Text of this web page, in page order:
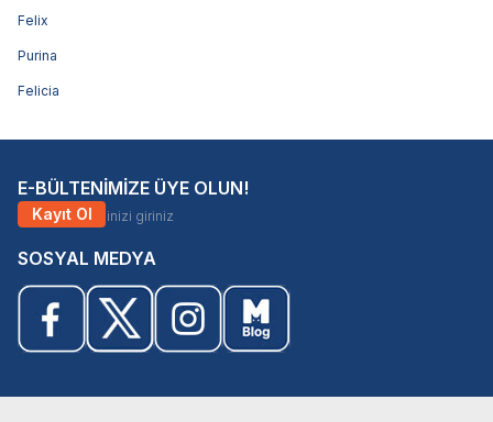
Felix
Purina
Felicia
E-BÜLTENİMİZE ÜYE OLUN!
Kayıt Ol
SOSYAL MEDYA